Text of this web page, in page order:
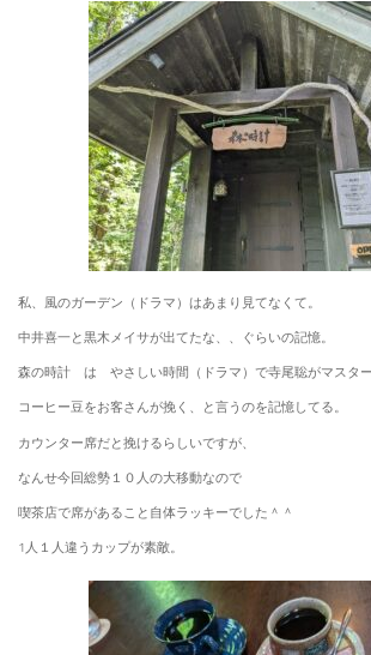
私、風のガーデン（ドラマ）はあまり見てなくて。
中井喜一と黒木メイサが出てたな、、ぐらいの記憶。
森の時計 は やさしい時間（ドラマ）で寺尾聡がマスタ
コーヒー豆をお客さんが挽く、と言うのを記憶してる。
カウンター席だと挽けるらしいですが、
なんせ今回総勢１０人の大移動なので
喫茶店で席があること自体ラッキーでした＾＾
1人１人違うカップが素敵。